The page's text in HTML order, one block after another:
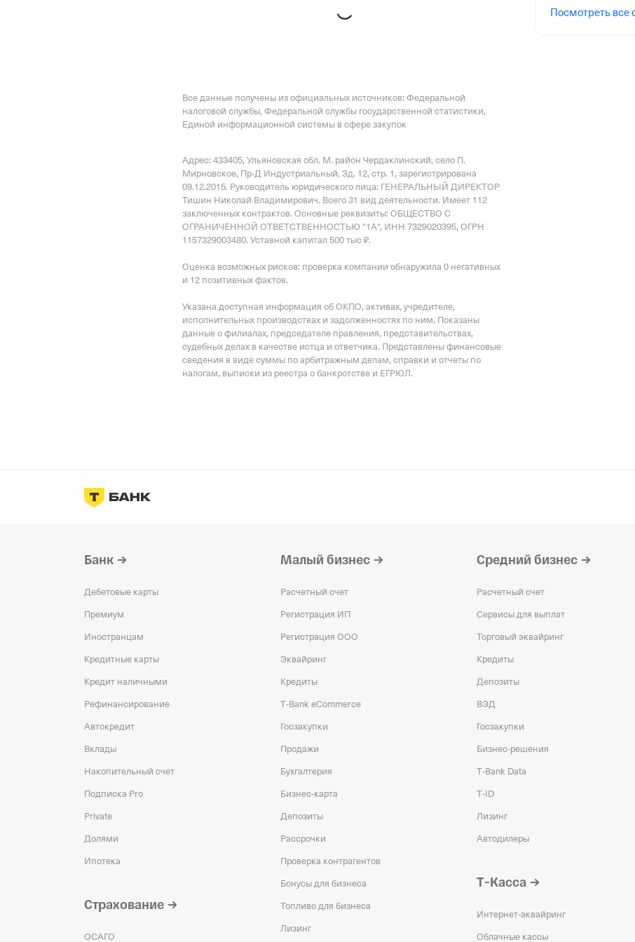
Российской Федерации по Ульяновской обл.
Все данные получены из официальных источников: Федеральной
налоговой службы, Федеральной службы государственной статистики,
Единой информационной системы в сфере закупок
Адрес: 433405, Ульяновская обл. М. район Чердаклинский, село П.
Мирновское, Пр-Д Индустриальный, Зд. 12, стр. 1, зарегистрирована
09.12.2015. Руководитель юридического лица: ГЕНЕРАЛЬНЫЙ ДИРЕКТОР
Тишин Николай Владимирович. Всего 31 вид деятельности. Имеет 112
заключенных контрактов. Основные реквизиты: ОБЩЕСТВО С
ОГРАНИЧЕННОЙ ОТВЕТСТВЕННОСТЬЮ "1А", ИНН 7329020395, ОГРН
1157329003480. Уставной капитал 500 тыс ₽.
Оценка возможных рисков: проверка компании обнаружила 0 негативных
и 12 позитивных фактов.
Указана доступная информация об ОКПО, активах, учредителе,
исполнительных производствах и задолженностях по ним. Показаны
данные о филиалах, председателе правления, представительствах,
судебных делах в качестве истца и ответчика. Представлены финансовые
сведения в виде суммы по арбитражным делам, справки и отчеты по
налогам, выписки из реестра о банкротстве и ЕГРЮЛ.
Посмотреть все
Банк
Дебетовые карты
Премиум
Иностранцам
Кредитные карты
Кредит наличными
Рефинансирование
Автокредит
Вклады
Накопительный счет
Подписка Pro
Private
Долями
Ипотека
Страхование
ОСАГО
Малый бизнес
Расчетный счет
Регистрация ИП
Регистрация ООО
Эквайринг
Кредиты
T‑Bank eCommerce
Госзакупки
Продажи
Бухгалтерия
Бизнес-карта
Депозиты
Рассрочки
Проверка контрагентов
Бонусы для бизнеса
Топливо для бизнеса
Лизинг
Средний бизнес
Расчетный счет
Сервисы для выплат
Торговый эквайринг
Кредиты
Депозиты
ВЭД
Госзакупки
Бизнес-решения
T‑Bank Data
T‑ID
Лизинг
Автодилеры
Т‑Касса
Интернет-эквайринг
Облачные кассы